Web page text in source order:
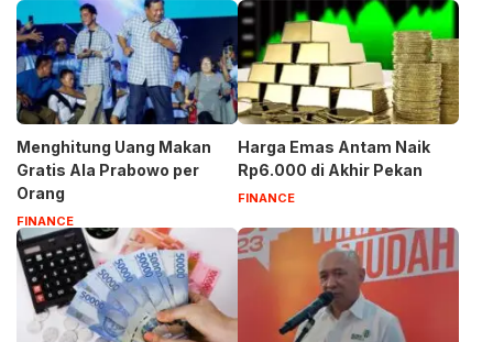
Menghitung Uang Makan
Gratis Ala Prabowo per
Orang
FINANCE
Harga Emas Antam Naik
Rp6.000 di Akhir Pekan
FINANCE